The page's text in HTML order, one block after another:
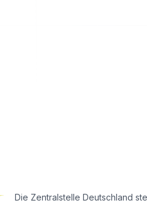
Die Zentralstelle Deutschland